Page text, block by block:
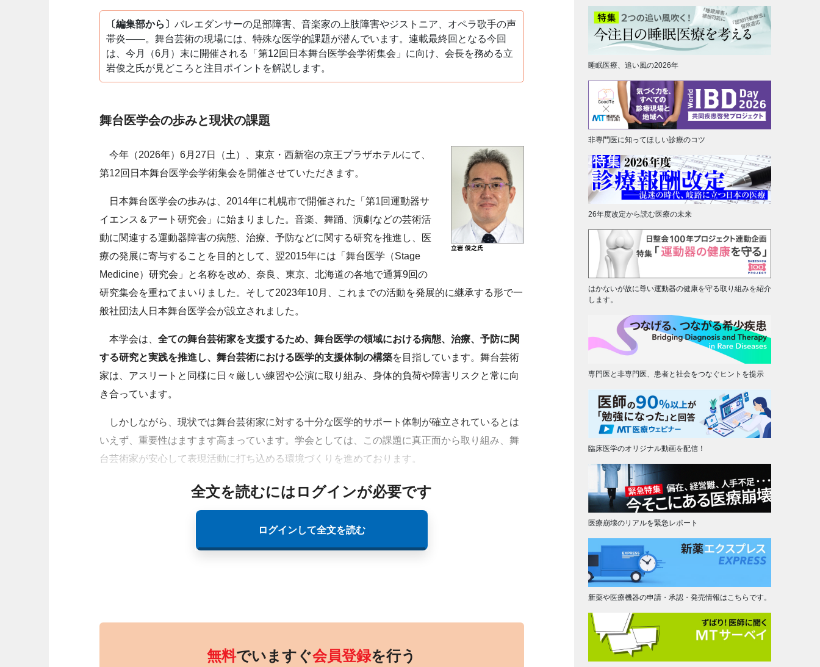
〔編集部から〕 バレエダンサーの足部障害、音楽家の上肢障害やジストニア、オペラ歌手の声
帯炎——。舞台芸術の現場には、特殊な医学的課題が潜んでいます。連載最終回となる今回
は、今月（6月）末に開催される「第12回日本舞台医学会学術集会」に向け、会長を務める立
岩俊之氏が見どころと注目ポイントを解説します。
舞台医学会の歩みと現状の課題
今年（2026年）6月27日（土）、東京・西新宿の京王プラザホテルにて、
第12回日本舞台医学会学術集会を開催させていただきます。
日本舞台医学会の歩みは、2014年に札幌市で開催された「第1回運動器サ
イエンス＆アート研究会」に始まりました。音楽、舞踊、演劇などの芸術活
動に関連する運動器障害の病態、治療、予防などに関する研究を推進し、医
療の発展に寄与することを目的として、翌2015年には「舞台医学（Stage
Medicine）研究会」と名称を改め、奈良、東京、北海道の各地で通算9回の
研究集会を重ねてまいりました。そして2023年10月、これまでの活動を発展的に継承する形で一
般社団法人日本舞台医学会が設立されました。
本学会は、 全ての舞台芸術家を支援するため、舞台医学の領域における病態、治療、予防に関
する研究と実践を推進し、舞台芸術における医学的支援体制の構築を目指しています。舞台芸術
家は、アスリートと同様に日々厳しい練習や公演に取り組み、身体的負荷や障害リスクと常に向
き合っています。
しかしながら、現状では舞台芸術家に対する十分な医学的サポート体制が確立されているとは
いえず、重要性はますます高まっています。学会としては、この課題に真正面から取り組み、舞
台芸術家が安心して表現活動に打ち込める環境づくりを進めております。
全文を読むにはログインが必要です
ログインして全文を読む
無料でいますぐ会員登録を行う
睡眠医療、追い風の2026年
非専門医に知ってほしい診療のコツ
26年度改定から読む医療の未来
はかないが故に尊い運動器の健康を守る取り組みを紹介
します。
専門医と非専門医、患者と社会をつなぐヒントを提示
臨床医学のオリジナル動画を配信！
医療崩壊のリアルを緊急レポート
新薬や医療機器の申請・承認・発売情報はこちらです。